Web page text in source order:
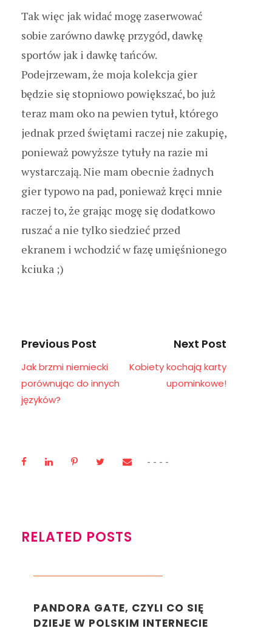
Tak więc jak widać mogę zaserwować
sobie zarówno dawkę przygód, dawkę
sportów jak i dawkę tańców.
Podejrzewam, że moja kolekcja gier
będzie się stopniowo powiększać, bo już
teraz mam oko na pewien tytuł, którego
jednak przed świętami raczej nie zakupię,
ponieważ powyższe tytuły na razie mi
wystarczają. Nie mam obecnie żadnych
gier typowo na pad, ponieważ kręci mnie
raczej to, że grając mogę się dodatkowo
ruszać a nie tylko siedzieć przed
ekranem i wchodzić w fazę umięśnionego
kciuka ;)
Previous Post
Jak brzmi niemiecki
porównując do innych
języków?
Next Post
Kobiety kochają karty
upominkowe!
RELATED POSTS
PANDORA GATE, CZYLI CO SIĘ
DZIEJE W POLSKIM INTERNECIE